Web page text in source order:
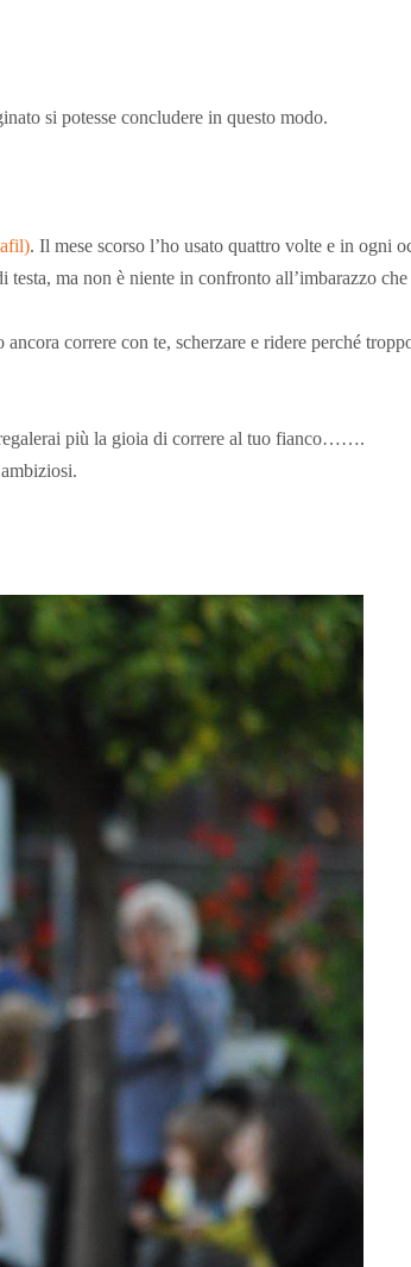
si potesse concludere in questo modo.
. Il mese scorso l’ho usato quattro volte e in ogni
ma non è niente in confronto all’imbarazzo
correre con te, scherzare e ridere perché
più la gioia di correre al tuo fianco…….